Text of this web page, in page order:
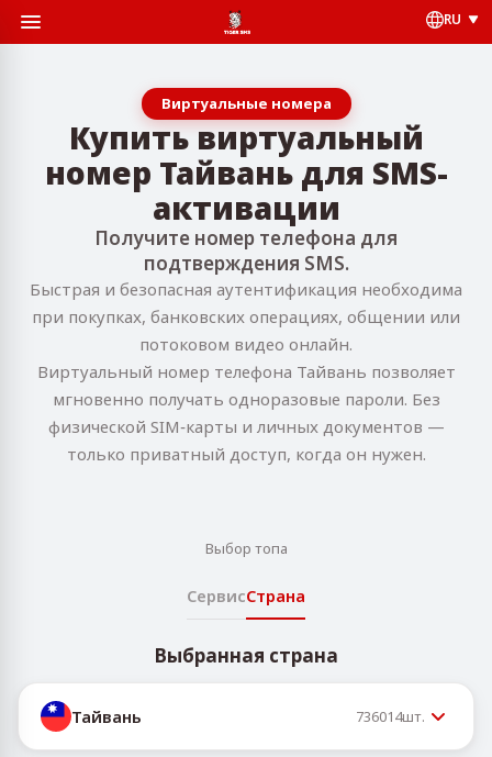
RU
Виртуальные номера
Купить виртуальный
номер Тайвань для SMS-
активации
Получите номер телефона для
подтверждения SMS.
Быстрая и безопасная аутентификация необходима
при покупках, банковских операциях, общении или
потоковом видео онлайн.
Виртуальный номер телефона Тайвань позволяет
мгновенно получать одноразовые пароли. Без
физической SIM‑карты и личных документов —
только приватный доступ, когда он нужен.
Выбор топа
СервисСтрана
Выбранная страна
Тайвань 736014шт.